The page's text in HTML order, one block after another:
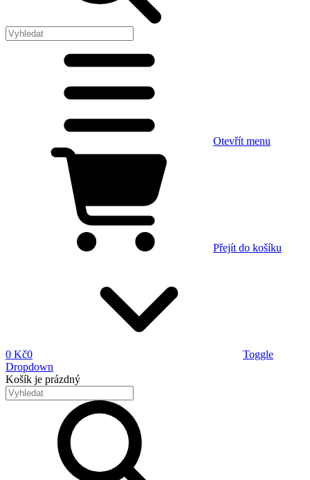
Otevřít menu
Přejít do košíku
0 Kč0
Toggle
Dropdown
Košík je prázdný